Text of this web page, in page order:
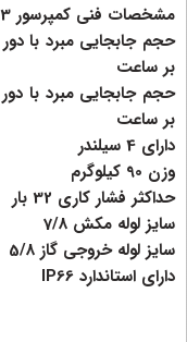
مشخصات فنی کمپرسور 3 اسب بیتزر پیستونی مدل 4FES-3
بر ساعت
بر ساعت
دارای 4 سیلندر
وزن 90 کیلوگرم
حداکثر فشار کاری 32 بار
سایز لوله مکش 7/8
سایز لوله خروجی گاز 5/8
دارای استاندارد IP66